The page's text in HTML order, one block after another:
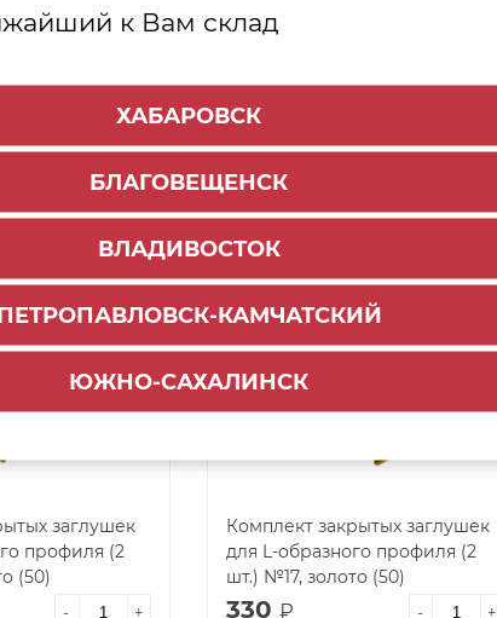
к Вам склад
ХАБАРОВСК
БЛАГОВЕЩЕНСК
ВЛАДИВОСТОК
КАМЧАТСКИЙ
ЮЖНО-САХАЛИНСК
заглушек
профиля (2
(50)
- +
Комплект закрытых заглушек
для L-образного профиля (2
шт.) №17, золото (50)
арт. 49080
330 ₽ - +